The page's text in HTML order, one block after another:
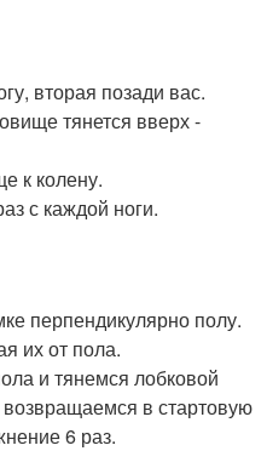
вторая позади вас.
тянется вверх -
к колену.
с каждой ноги.
перпендикулярно полу.
их от пола.
и тянемся лобковой
в стартовую
6 раз.